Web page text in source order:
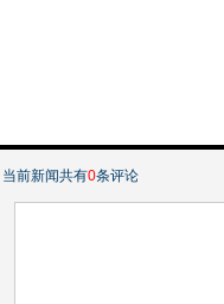
当前新闻共有0条评论